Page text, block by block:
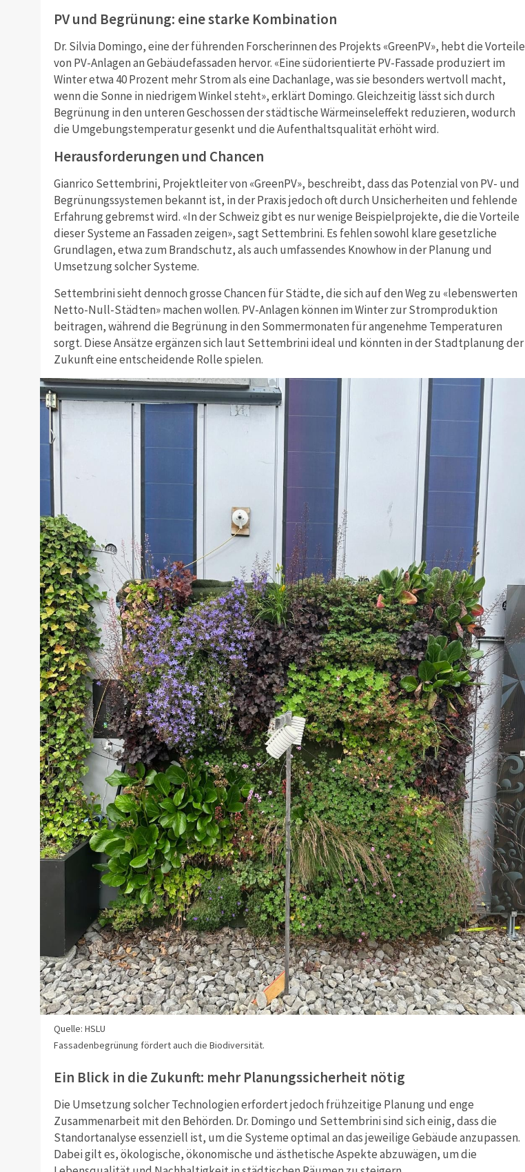
PV und Begrünung: eine starke Kombination
Dr. Silvia Domingo, eine der führenden Forscherinnen des Projekts «GreenPV», hebt die Vorteile
von PV-Anlagen an Gebäudefassaden hervor. «Eine südorientierte PV-Fassade produziert im
Winter etwa 40 Prozent mehr Strom als eine Dachanlage, was sie besonders wertvoll macht,
wenn die Sonne in niedrigem Winkel steht», erklärt Domingo. Gleichzeitig lässt sich durch
Begrünung in den unteren Geschossen der städtische Wärmeinseleffekt reduzieren, wodurch
die Umgebungstemperatur gesenkt und die Aufenthaltsqualität erhöht wird.
Herausforderungen und Chancen
Gianrico Settembrini, Projektleiter von «GreenPV», beschreibt, dass das Potenzial von PV- und
Begrünungssystemen bekannt ist, in der Praxis jedoch oft durch Unsicherheiten und fehlende
Erfahrung gebremst wird. «In der Schweiz gibt es nur wenige Beispielprojekte, die die Vorteile
dieser Systeme an Fassaden zeigen», sagt Settembrini. Es fehlen sowohl klare gesetzliche
Grundlagen, etwa zum Brandschutz, als auch umfassendes Knowhow in der Planung und
Umsetzung solcher Systeme.
Settembrini sieht dennoch grosse Chancen für Städte, die sich auf den Weg zu «lebenswerten
Netto-Null-Städten» machen wollen. PV-Anlagen können im Winter zur Stromproduktion
beitragen, während die Begrünung in den Sommermonaten für angenehme Temperaturen
sorgt. Diese Ansätze ergänzen sich laut Settembrini ideal und könnten in der Stadtplanung der
Zukunft eine entscheidende Rolle spielen.
Quelle: HSLU
Fassadenbegrünung fördert auch die Biodiversität.
Ein Blick in die Zukunft: mehr Planungssicherheit nötig
Die Umsetzung solcher Technologien erfordert jedoch frühzeitige Planung und enge
Zusammenarbeit mit den Behörden. Dr. Domingo und Settembrini sind sich einig, dass die
Standortanalyse essenziell ist, um die Systeme optimal an das jeweilige Gebäude anzupassen.
Dabei gilt es, ökologische, ökonomische und ästhetische Aspekte abzuwägen, um die